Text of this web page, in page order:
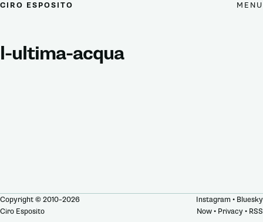
CIRO ESPOSITO MENU
l-ultima-acqua
Copyright © 2010–2026
Ciro Esposito
Instagram • Bluesky
Now• Privacy• RSS